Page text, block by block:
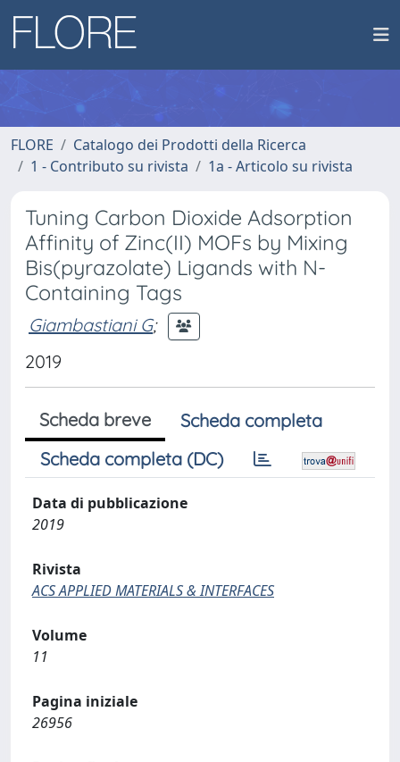
FLORE
Catalogo dei Prodotti della Ricerca
1 - Contributo su rivista
1a - Articolo su rivista
Tuning Carbon Dioxide Adsorption
Affinity of Zinc(II) MOFs by Mixing
Bis(pyrazolate) Ligands with N-
Containing Tags
Giambastiani G;
2019
Scheda breve
Scheda completa
Scheda completa (DC)
Data di pubblicazione
2019
Rivista
ACS APPLIED MATERIALS & INTERFACES
Volume
11
Pagina iniziale
26956